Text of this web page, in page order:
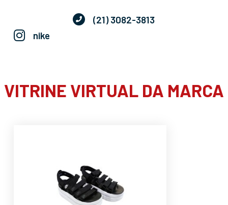
(21) 3082-3813
nike
VITRINE VIRTUAL DA MARCA